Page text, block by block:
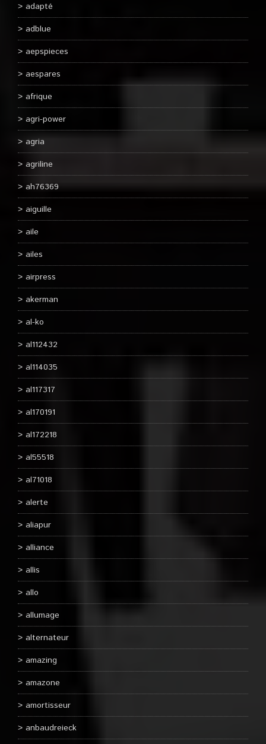
adapté
adblue
aepspieces
aespares
afrique
agri-power
agria
agriline
ah76369
aiguille
aile
ailes
airpress
akerman
al-ko
al112432
al114035
al117317
al170191
al172218
al55518
al71018
alerte
aliapur
alliance
allis
allo
allumage
alternateur
amazing
amazone
amortisseur
anbaudreieck